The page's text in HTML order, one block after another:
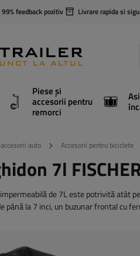
99% feedback pozitiv Livrare rapida si
Piese și
accesorii pentru
remorci
auto Accesorii pentru biciclete
7l
de 7L este potrivită atât
până la 7 inci, un buzunar frontal cu